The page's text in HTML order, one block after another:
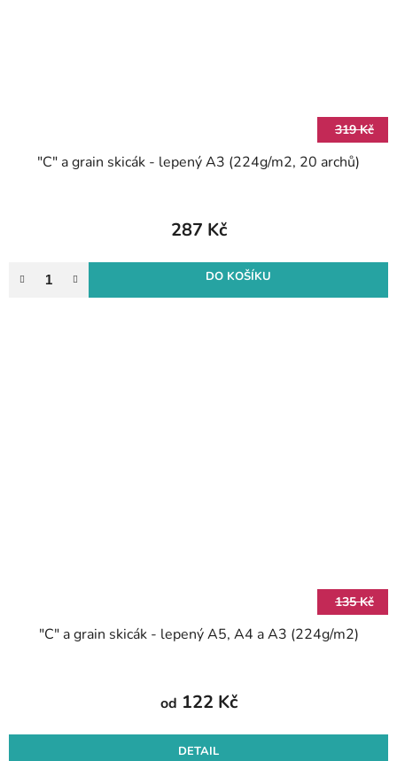
319 Kč
"C" a grain skicák - lepený A3 (224g/m2, 20 archů)
287 Kč
DO KOŠÍKU
135 Kč
"C" a grain skicák - lepený A5, A4 a A3 (224g/m2)
od 122 Kč
DETAIL